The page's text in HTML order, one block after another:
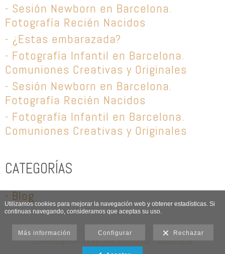
- Sesión Newborn en Barcelona.
Fotografía Recién Nacidos
- ¿Estas embarazada?
- Fotografía Infantil en Barcelona.
Comuniones Creativas y Originales
- Sesión Newborn en Barcelona.
Fotografía Recién Nacidos
- Fotografía Infantil en Barcelona.
Comuniones Creativas y Originales
CATEGORÍAS
- Blog
contacto@2nphoto.es - Tel. 931678383 / 640294939
Aviso legal
Utilizamos cookies para mejorar la navegación web y obtener estadísticas. Si
continuas navegando, consideramos que aceptas su uso.
Más información Configurar Rechazar